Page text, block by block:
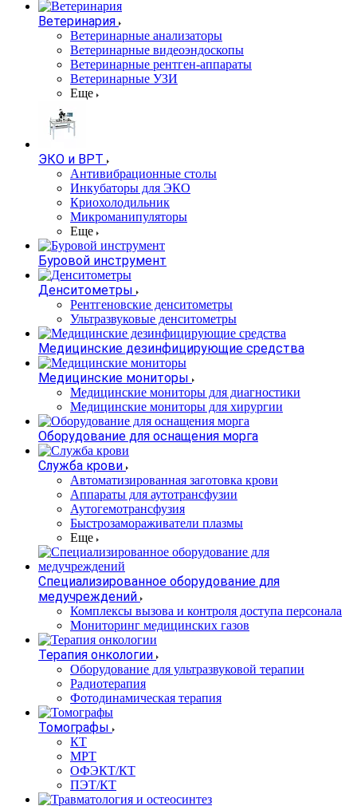
Ветеринария
Ветеринарные анализаторы
Ветеринарные видеоэндоскопы
Ветеринарные рентген-аппараты
Ветеринарные УЗИ
Еще
ЭКО и ВРТ
Антивибрационные столы
Инкубаторы для ЭКО
Криохолодильник
Микроманипуляторы
Еще
Буровой инструмент
Денситометры
Рентгеновские денситометры
Ультразвуковые денситометры
Медицинские дезинфицирующие средства
Медицинские мониторы
Медицинские мониторы для диагностики
Медицинские мониторы для хирургии
Оборудование для оснащения морга
Служба крови
Автоматизированная заготовка крови
Аппараты для аутотрансфузии
Аутогемотрансфузия
Быстрозамораживатели плазмы
Еще
Специализированное оборудование для
медучреждений
Комплексы вызова и контроля доступа персонала
Мониторинг медицинских газов
Терапия онкологии
Оборудование для ультразвуковой терапии
Радиотерапия
Фотодинамическая терапия
Томографы
КТ
МРТ
ОФЭКТ/КТ
ПЭТ/КТ